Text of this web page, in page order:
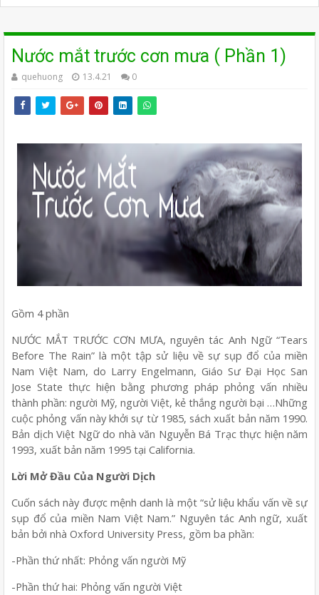
Nước mắt trước cơn mưa ( Phần 1)
quehuong 13.4.21 0
Gồm 4 phần
NƯỚC MẮT TRƯỚC CƠN MƯA, nguyên tác Anh Ngữ “Tears
Before The Rain” là một tập sử liệu về sự sụp đổ của miền
Nam Việt Nam, do Larry Engelmann, Giáo Sư Đại Học San
Jose State thực hiện bằng phương pháp phỏng vấn nhiều
thành phần: người Mỹ, người Việt, kẻ thắng người bại …Những
cuộc phỏng vấn này khởi sự từ 1985, sách xuất bản năm 1990.
Bản dịch Việt Ngữ do nhà văn Nguyễn Bá Trạc thực hiện năm
1993, xuất bản năm 1995 tại California.
Lời Mở Đầu Của Người Dịch
Cuốn sách này được mệnh danh là một “sử liệu khẩu vấn về sự
sụp đổ của miền Nam Việt Nam.” Nguyên tác Anh ngữ, xuất
bản bởi nhà Oxford University Press, gồm ba phần:
-Phần thứ nhất: Phỏng vấn người Mỹ
-Phần thứ hai: Phỏng vấn người Việt